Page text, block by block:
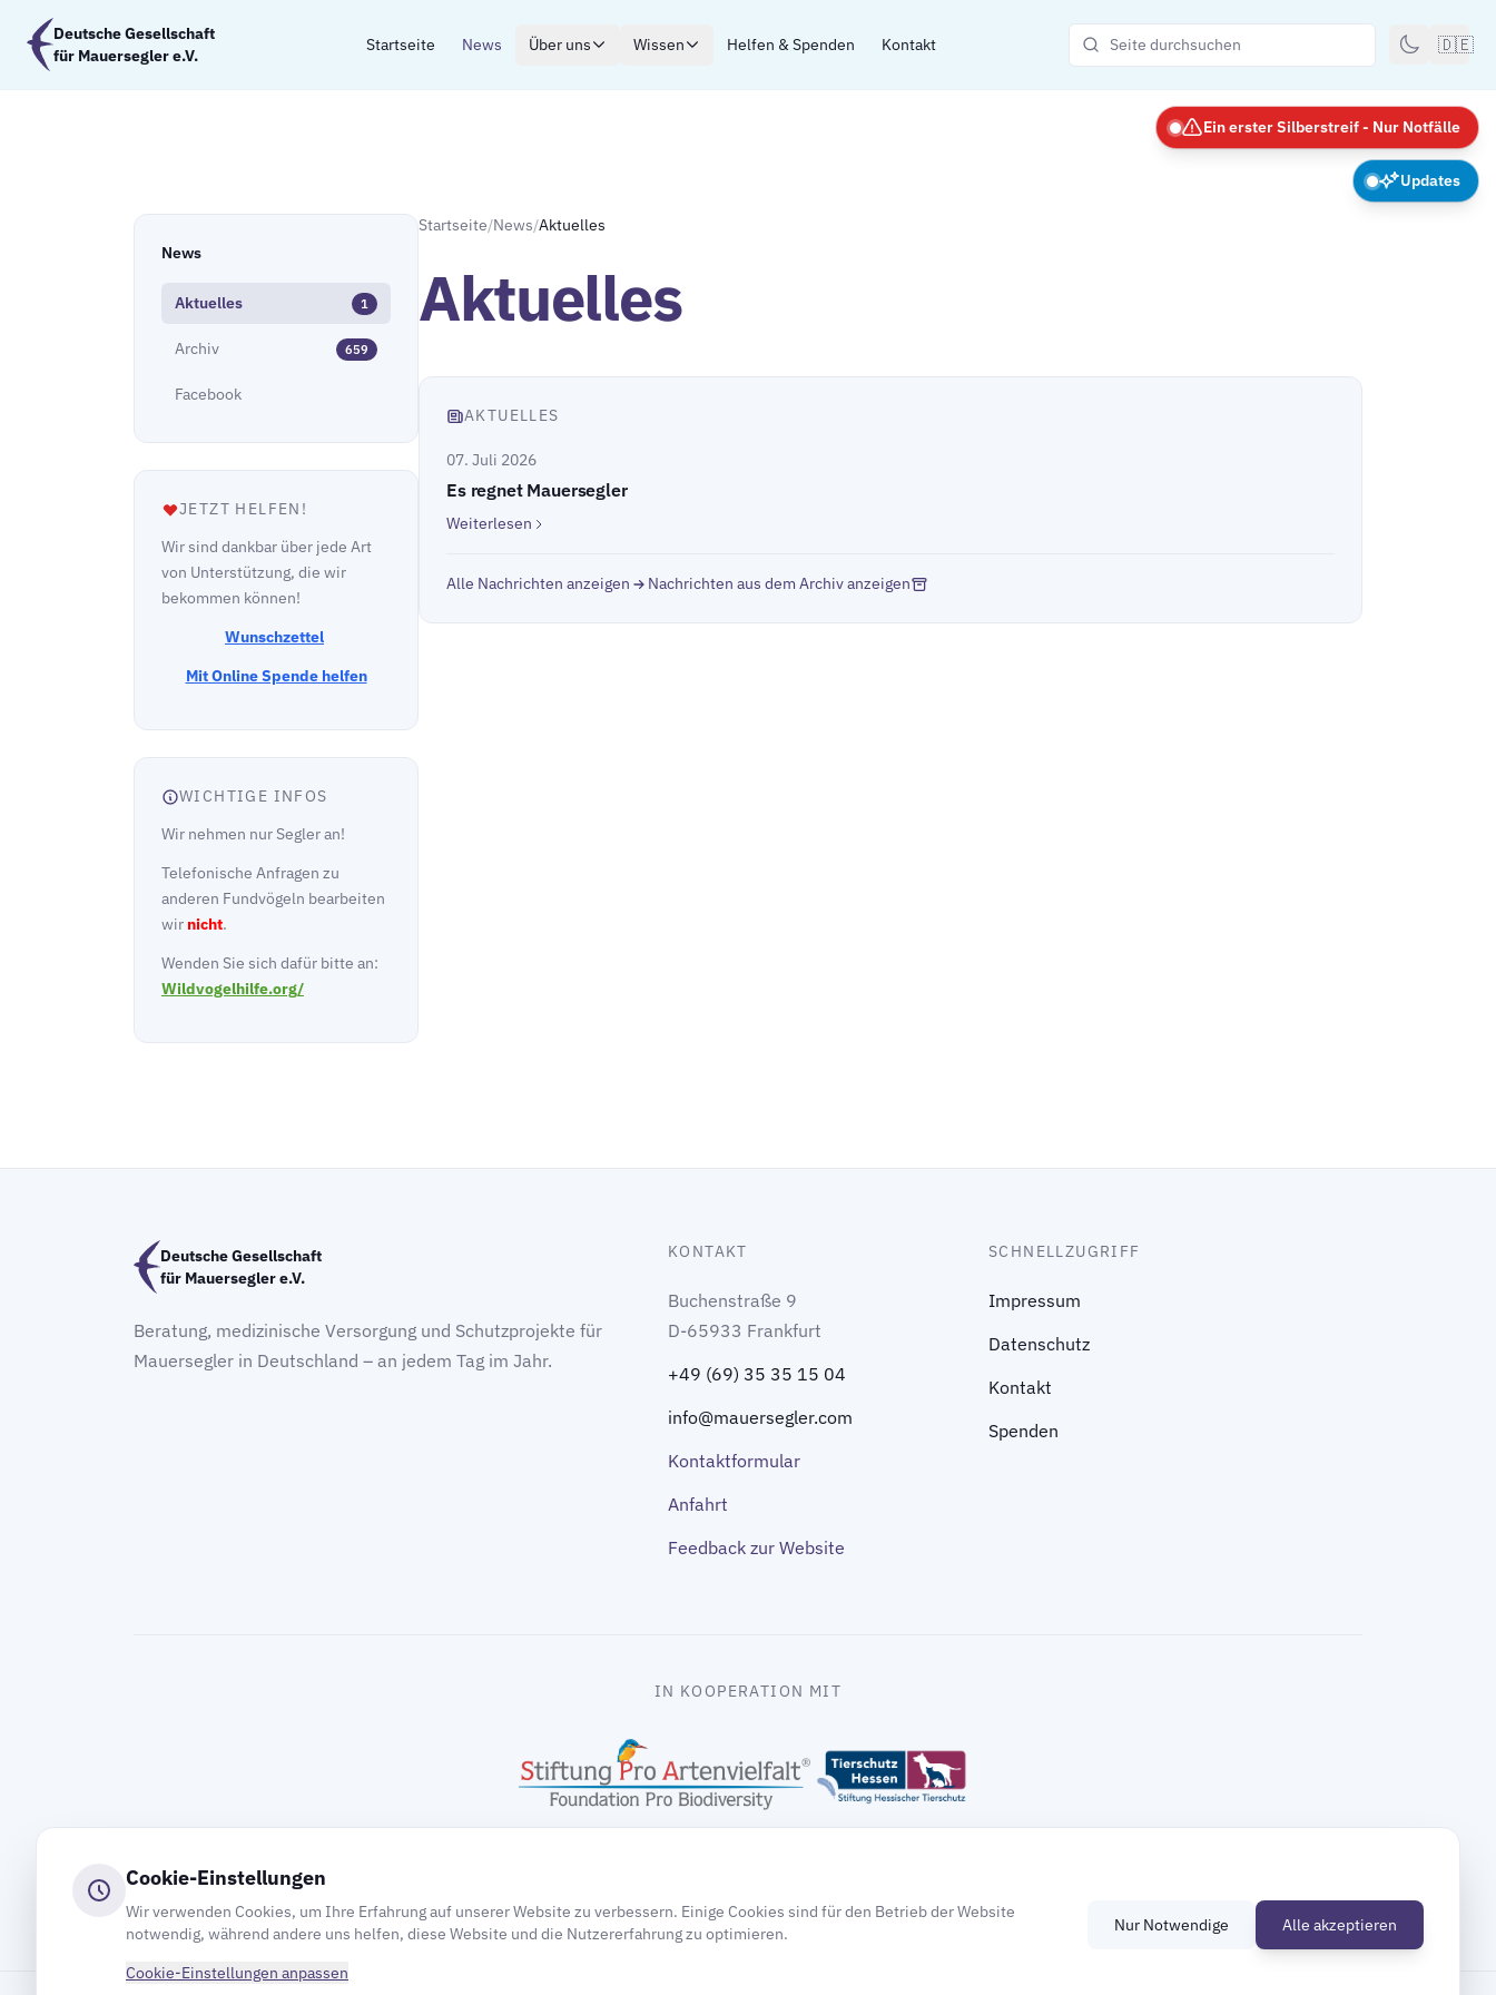
Zum Hauptinhalt springen
Deutsche Gesellschaft
für Mauersegler e.V.
Startseite News Über uns Wissen Helfen & Spenden Kontakt 🇩🇪
News
Aktuelles 1
Archiv 659
Facebook
JETZT HELFEN!
Wir sind dankbar über jede Art
von Unterstützung, die wir
bekommen können!
Wunschzettel
Mit Online Spende helfen
WICHTIGE INFOS
Wir nehmen nur Segler an!
Telefonische Anfragen zu
anderen Fundvögeln bearbeiten
wir nicht.
Wenden Sie sich dafür bitte an:
Wildvogelhilfe.org/
Startseite/News/Aktuelles
Aktuelles
AKTUELLES
07. Juli 2026
Es regnet Mauersegler
Weiterlesen
Alle Nachrichten anzeigen Nachrichten aus dem Archiv anzeigen
Deutsche Gesellschaft
für Mauersegler e.V.
Beratung, medizinische Versorgung und Schutzprojekte für
Mauersegler in Deutschland – an jedem Tag im Jahr.
KONTAKT
Buchenstraße 9
D-65933 Frankfurt
+49 (69) 35 35 15 04
info@mauersegler.com
Kontaktformular
Anfahrt
Feedback zur Website
SCHNELLZUGRIFF
Impressum
Datenschutz
Kontakt
Spenden
IN KOOPERATION MIT
Cookie-Einstellungen
Wir verwenden Cookies, um Ihre Erfahrung auf unserer Website zu verbessern. Einige Cookies sind für den Betrieb der Website
notwendig, während andere uns helfen, diese Website und die Nutzererfahrung zu optimieren.
Cookie-Einstellungen anpassen
Nur Notwendige Alle akzeptieren
Ein erster Silberstreif - Nur Notfälle
Updates